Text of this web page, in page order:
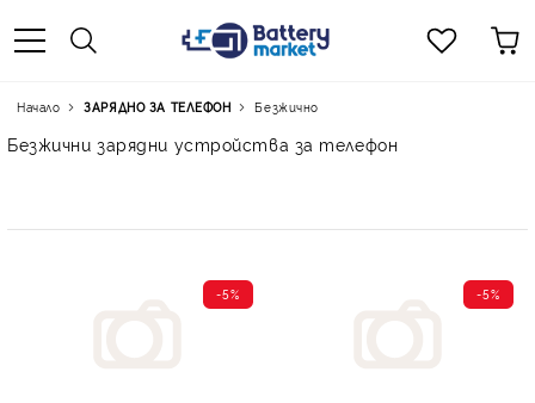
Начало ЗАРЯДНО ЗА ТЕЛЕФОН Безжично
Безжични зарядни устройства за телефон
-5% -5%